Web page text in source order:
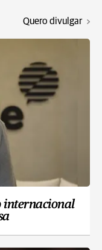
Quero divulgar
internacional